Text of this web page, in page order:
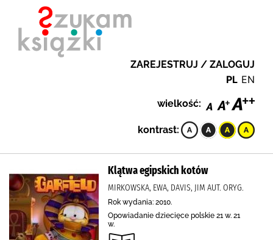
ZAREJESTRUJ / ZALOGUJ
PL EN
wielkość:
kontrast:
Klątwa egipskich kotów
MIRKOWSKA, EWA, DAVIS, JIM AUT. ORYG.
Rok wydania: 2010.
Opowiadanie dziecięce polskie 21 w. 21
w.